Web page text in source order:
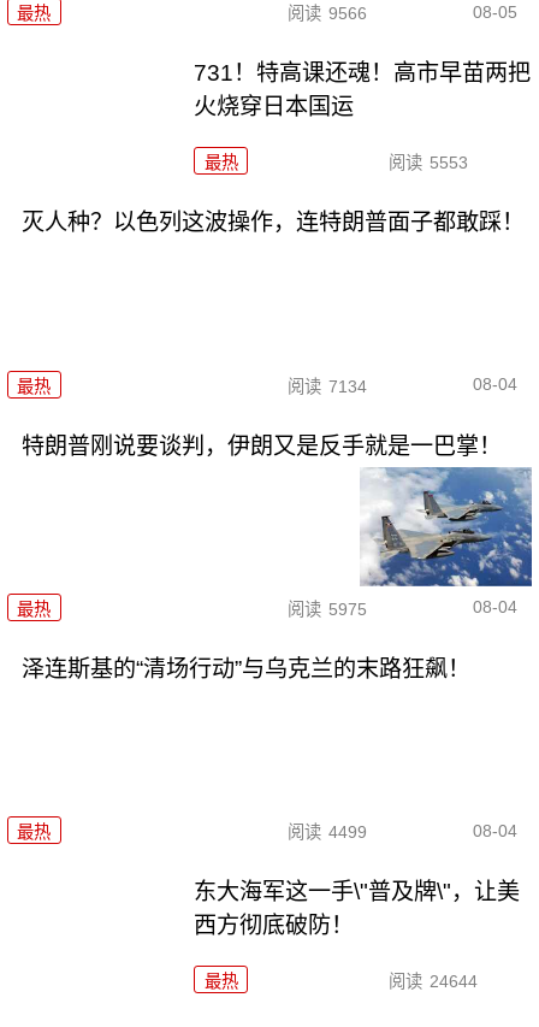
最热 阅读 9566 08-05
731！特高课还魂！高市早苗两把
火烧穿日本国运
最热 阅读 5553
灭人种？以色列这波操作，连特朗普面子都敢踩！
最热 阅读 7134 08-04
特朗普刚说要谈判，伊朗又是反手就是一巴掌！
最热 阅读 5975 08-04
泽连斯基的“清场行动”与乌克兰的末路狂飙！
最热 阅读 4499 08-04
东大海军这一手\"普及牌\"，让美
西方彻底破防！
最热 阅读 24644